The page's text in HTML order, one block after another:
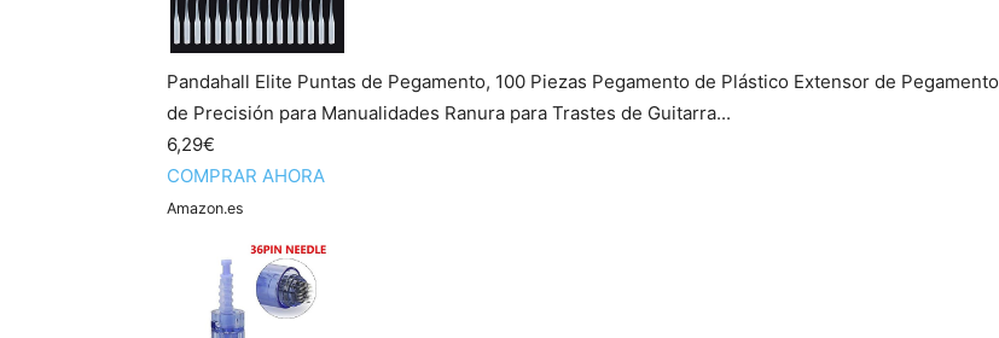
Pandahall Elite Puntas de Pegamento, 100 Piezas Pegamento de Plástico Extensor de Pegamento
de Precisión para Manualidades Ranura para Trastes de Guitarra...
6,29€
COMPRAR AHORA
Amazon.es